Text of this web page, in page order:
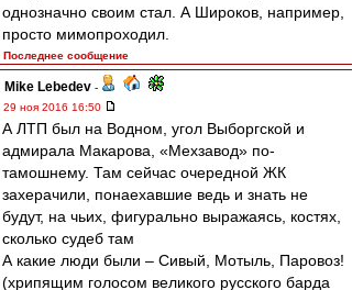
однозначно своим стал. А Широков, например,
просто мимопроходил.
Последнее сообщение
Mike Lebedev -
29 ноя 2016 16:50
А ЛТП был на Водном, угол Выборгской и
адмирала Макарова, «Мехзавод» по-
тамошнему. Там сейчас очередной ЖК
захерачили, понаехавшие ведь и знать не
будут, на чьих, фигурально выражаясь, костях,
сколько судеб там
А какие люди были – Сивый, Мотыль, Паровоз!
(хрипящим голосом великого русского барда